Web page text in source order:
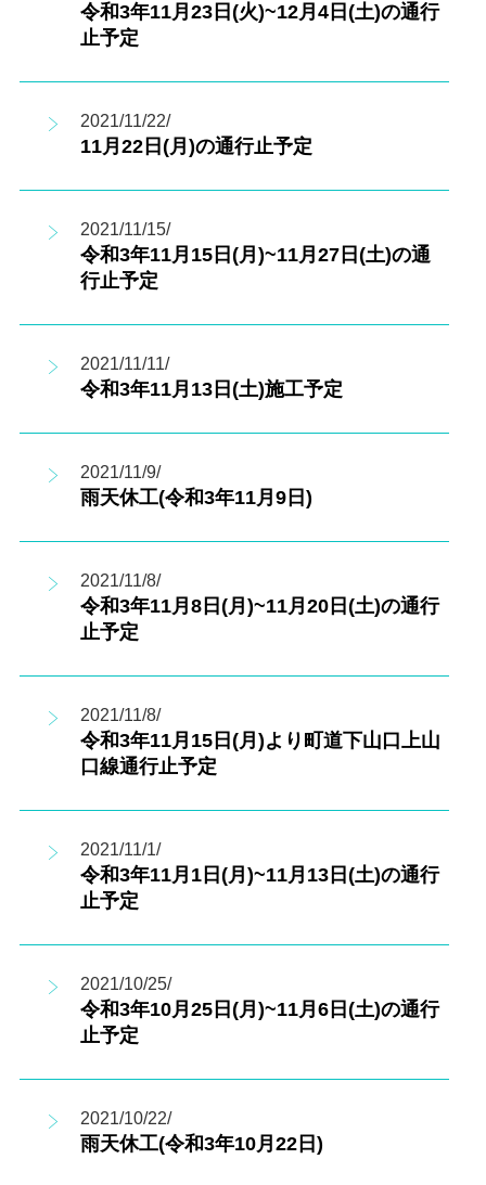
令和3年11月23日(火)~12月4日(土)の通行
止予定
2021/11/22/
11月22日(月)の通行止予定
2021/11/15/
令和3年11月15日(月)~11月27日(土)の通
行止予定
2021/11/11/
令和3年11月13日(土)施工予定
2021/11/9/
雨天休工(令和3年11月9日)
2021/11/8/
令和3年11月8日(月)~11月20日(土)の通行
止予定
2021/11/8/
令和3年11月15日(月)より町道下山口上山
口線通行止予定
2021/11/1/
令和3年11月1日(月)~11月13日(土)の通行
止予定
2021/10/25/
令和3年10月25日(月)~11月6日(土)の通行
止予定
2021/10/22/
雨天休工(令和3年10月22日)